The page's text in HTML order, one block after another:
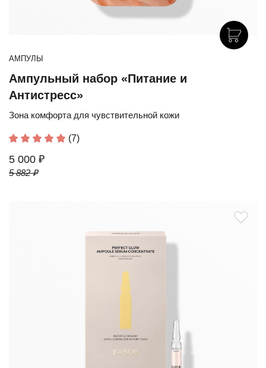
АМПУЛЫ
Ампульный набор «Питание и
Антистресс»
Зона комфорта для чувствительной кожи
(7)
5 000 ₽
5 882 ₽